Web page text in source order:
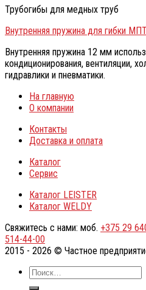
Трубогибы для медных труб
Внутренняя пружина для гибки
Внутренняя пружина 12 мм
кондиционирования, вентиляции,
гидравлики и пневматики.
На главную
О компании
Контакты
Доставка и оплата
Каталог
Сервис
Каталог LEISTER
Каталог WELDY
Свяжитесь с нами: моб. +375 29
514-44-00
2015 - 2026 © Частное